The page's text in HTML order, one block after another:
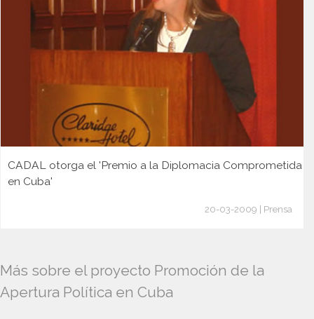
CADAL otorga el 'Premio a la Diplomacia Comprometida
en Cuba'
20-03-2009 | Prensa
Más sobre el proyecto Promoción de la
Apertura Política en Cuba